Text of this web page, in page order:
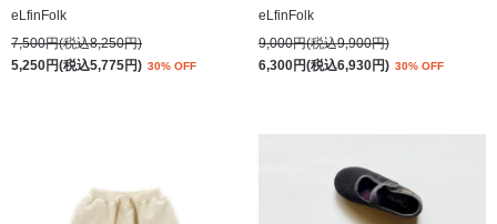
eLfinFolk
7,500円(税込8,250円)
5,250円(税込5,775円) 30% OFF
eLfinFolk
9,000円(税込9,900円)
6,300円(税込6,930円) 30% OFF